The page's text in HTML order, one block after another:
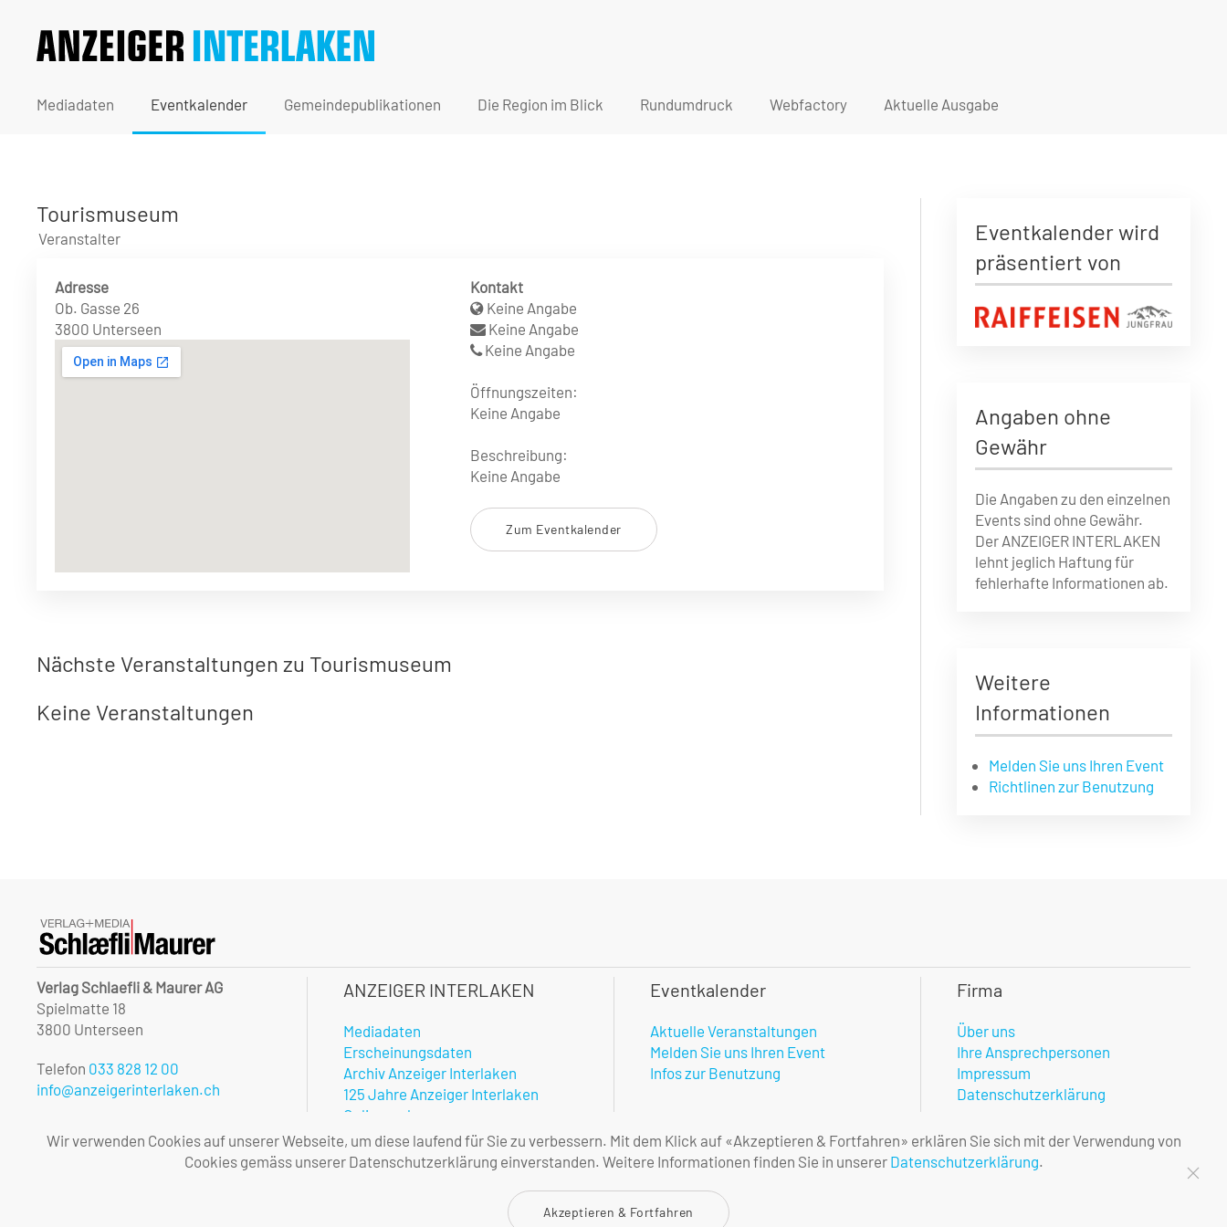
Mediadaten Eventkalender Gemeindepublikationen Die Region im Blick Rundumdruck Webfactory Aktuelle Ausgabe
Tourismuseum
Veranstalter
Adresse
Ob. Gasse 26
3800 Unterseen
Kontakt
Keine Angabe
Keine Angabe
Keine Angabe
Öffnungszeiten:
Keine Angabe
Beschreibung:
Keine Angabe
Zum Eventkalender
Nächste Veranstaltungen zu Tourismuseum
Keine Veranstaltungen
Eventkalender wird
präsentiert von
Angaben ohne
Gewähr
Die Angaben zu den einzelnen
Events sind ohne Gewähr.
Der ANZEIGER INTERLAKEN
lehnt jeglich Haftung für
fehlerhafte Informationen ab.
Weitere
Informationen
Melden Sie uns Ihren Event
Richtlinen zur Benutzung
Verlag Schlaefli & Maurer AG
Spielmatte 18
3800 Unterseen
Telefon 033 828 12 00
info@anzeigerinterlaken.ch
Montag – Freitag
08.00 – 12.00 und 13.30 – 17.00 Uhr
ANZEIGER INTERLAKEN
Mediadaten
Erscheinungsdaten
Archiv Anzeiger Interlaken
125 Jahre Anzeiger Interlaken
Onlinerechner
Notfalldienste
Vorteile amtlicher Anzeiger
Eventkalender
Aktuelle Veranstaltungen
Melden Sie uns Ihren Event
Infos zur Benutzung
Firma
Über uns
Ihre Ansprechpersonen
Impressum
Datenschutzerklärung
Wir verwenden Cookies auf unserer Webseite, um diese laufend für Sie zu verbessern. Mit dem Klick auf «Akzeptieren & Fortfahren» erklären Sie sich mit der Verwendung von
Cookies gemäss unserer Datenschutzerklärung einverstanden. Weitere Informationen finden Sie in unserer Datenschutzerklärung.
Akzeptieren & Fortfahren